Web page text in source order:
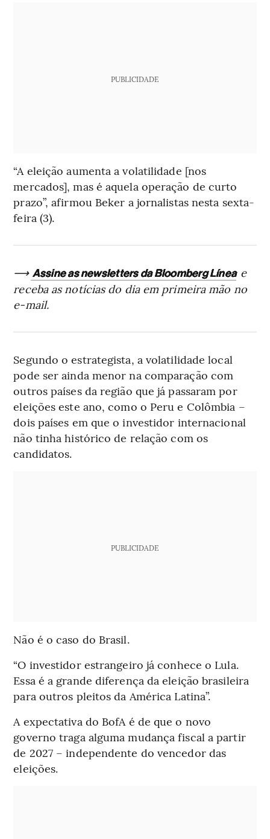
PUBLICIDADE
“A eleição aumenta a volatilidade [nos
mercados], mas é aquela operação de curto
prazo”, afirmou Beker a jornalistas nesta sexta-
feira (3).
⟶ Assine as newsletters da Bloomberg Línea e
receba as notícias do dia em primeira mão no
e-mail.
Segundo o estrategista, a volatilidade local
pode ser ainda menor na comparação com
outros países da região que já passaram por
eleições este ano, como o Peru e Colômbia –
dois países em que o investidor internacional
não tinha histórico de relação com os
candidatos.
PUBLICIDADE
Não é o caso do Brasil.
“O investidor estrangeiro já conhece o Lula.
Essa é a grande diferença da eleição brasileira
para outros pleitos da América Latina”.
A expectativa do BofA é de que o novo
governo traga alguma mudança fiscal a partir
de 2027 – independente do vencedor das
eleições.